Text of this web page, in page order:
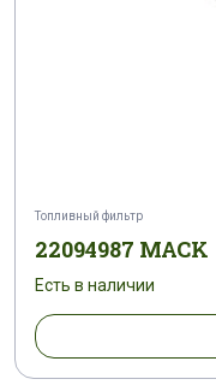
Топливный фильтр
22094987 MACK
Есть в наличии